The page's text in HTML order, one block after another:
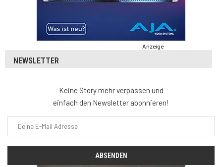
Anzeige
NEWSLETTER
Keine Story mehr verpassen und
einfach den Newsletter abonnieren!